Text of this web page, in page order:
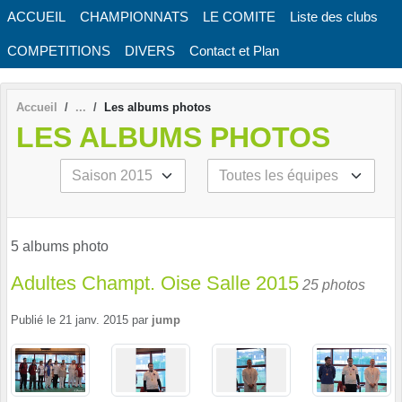
ACCUEIL CHAMPIONNATS LE COMITE Liste des clubs
COMPETITIONS DIVERS Contact et Plan
Accueil Les albums photos
LES ALBUMS PHOTOS
5 albums photo
Adultes Champt. Oise Salle 2015 25 photos
Publié le 21 janv. 2015 par jump
Panneau de gestion des cookies